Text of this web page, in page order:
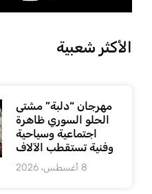
الأكثر شعبية
مهرجان “دلبة” مشتى
الحلو السوري ظاهرة
اجتماعية وسياحية
وفنية تستقطب الآلاف
8 أغسطس، 2026